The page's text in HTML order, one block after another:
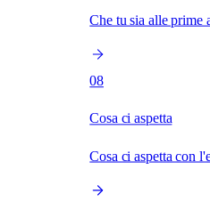
Che tu sia alle prime
08
Cosa ci aspetta
Cosa ci aspetta con